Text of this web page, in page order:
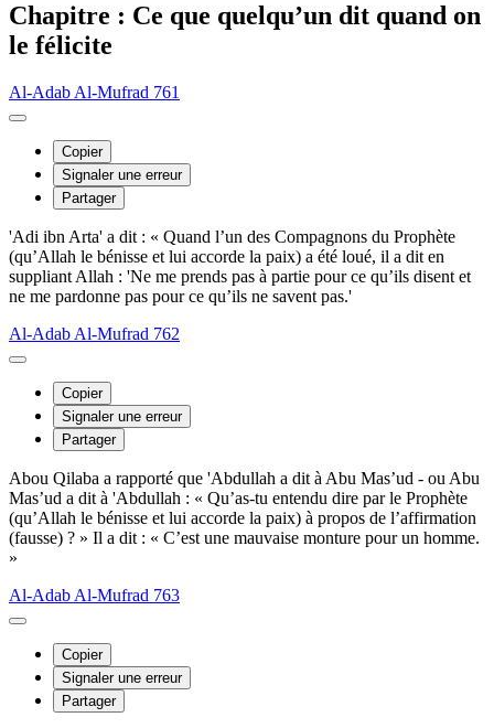
Chapitre : Ce que quelqu’un dit quand on
le félicite
Al-Adab Al-Mufrad 761
Copier
Signaler une erreur
Partager
'Adi ibn Arta' a dit : « Quand l’un des Compagnons du Prophète
(qu’Allah le bénisse et lui accorde la paix) a été loué, il a dit en
suppliant Allah : 'Ne me prends pas à partie pour ce qu’ils disent et
ne me pardonne pas pour ce qu’ils ne savent pas.'
Al-Adab Al-Mufrad 762
Copier
Signaler une erreur
Partager
Abou Qilaba a rapporté que 'Abdullah a dit à Abu Mas’ud - ou Abu
Mas’ud a dit à 'Abdullah : « Qu’as-tu entendu dire par le Prophète
(qu’Allah le bénisse et lui accorde la paix) à propos de l’affirmation
(fausse) ? » Il a dit : « C’est une mauvaise monture pour un homme.
»
Al-Adab Al-Mufrad 763
Copier
Signaler une erreur
Partager